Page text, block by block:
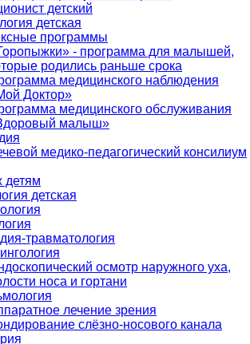
детский
детская
программы
- программа для малышей,
родились раньше срока
медицинского наблюдения
Доктор»
медицинского обслуживания
малыш»
медико-педагогический консилиум
детям
детская
травматология
осмотр наружного уха,
носа и гортани
лечение зрения
слёзно-носового канала